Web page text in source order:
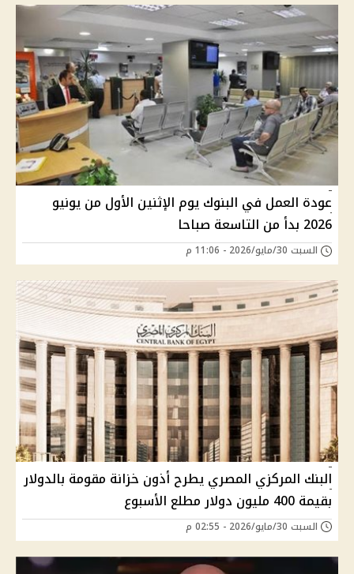
عودة العمل في البنوك يوم الإثنين الأول من يونيو
2026 بدأ من التاسعة صباحا
السبت 30/مايو/2026 - 11:06 م
البنك المركزي المصري يطرح أذون خزانة مقومة بالدولار
بقيمة 400 مليون دولار مطلع الأسبوع
السبت 30/مايو/2026 - 02:55 م